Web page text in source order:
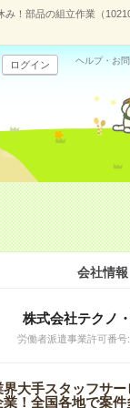
！部品の組立作業（
ログイン ヘルプ・お
会社情報
株式会社テクノ
労働者派遣事業許可番号
界大手スタッフサ
業！全国各地で案件